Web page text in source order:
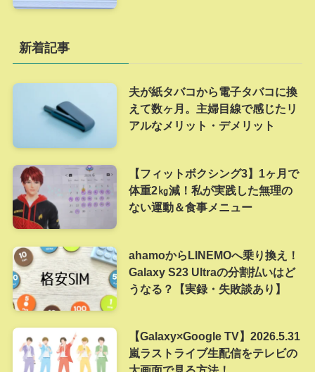
新着記事
夫が紙タバコから電子タバコに換
えて数ヶ月。主婦目線で感じたリ
アルなメリット・デメリット
【フィットボクシング3】1ヶ月で
体重2㎏減！私が実践した無理の
ない運動＆食事メニュー
ahamoからLINEMOへ乗り換え！
Galaxy S23 Ultraの分割払いはど
うなる？【実録・失敗談あり】
【Galaxy×Google TV】2026.5.31
嵐ラストライブ生配信をテレビの